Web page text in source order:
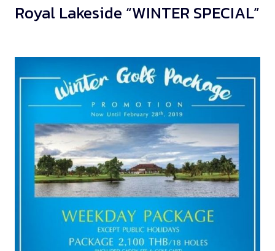
Royal Lakeside “WINTER SPECIAL”